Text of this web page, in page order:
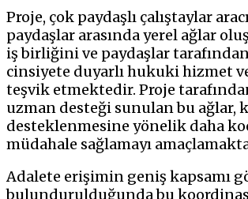
Proje, çok paydaşlı çalıştaylar
paydaşlar arasında yerel ağlar
iş birliğini ve paydaşlar
cinsiyete duyarlı hukuki hizmet
teşvik etmektedir. Proje
uzman desteği sunulan bu ağlar,
desteklenmesine yönelik daha
müdahale sağlamayı
Adalete erişimin geniş kapsamı
bulundurulduğunda bu